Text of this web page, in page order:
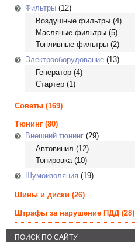
Фильтры (12)
Воздушные фильтры (4)
Масляные фильтры (5)
Топливные фильтры (2)
Электрооборудование (13)
Генератор (4)
Стартер (1)
Советы (169)
Тюнинг (80)
Внешний тюнинг (29)
Автовинил (12)
Тонировка(10)
Шумоизоляция (19)
Шины и диски (26)
Штрафы за нарушение ПДД (28)
ПОИСК ПО САЙТУ